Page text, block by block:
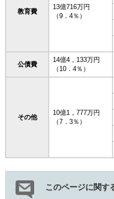
教育費
13億716万円
（9．4％）
公債費
14億4，133万円
（10．4％）
その他
10億1，777万円
（7．3％）
このページに関す